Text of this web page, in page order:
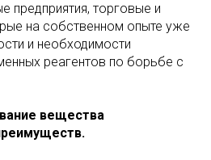
предприятия, торговые и
на собственном опыте уже
и необходимости
реагентов по борьбе с
вещества